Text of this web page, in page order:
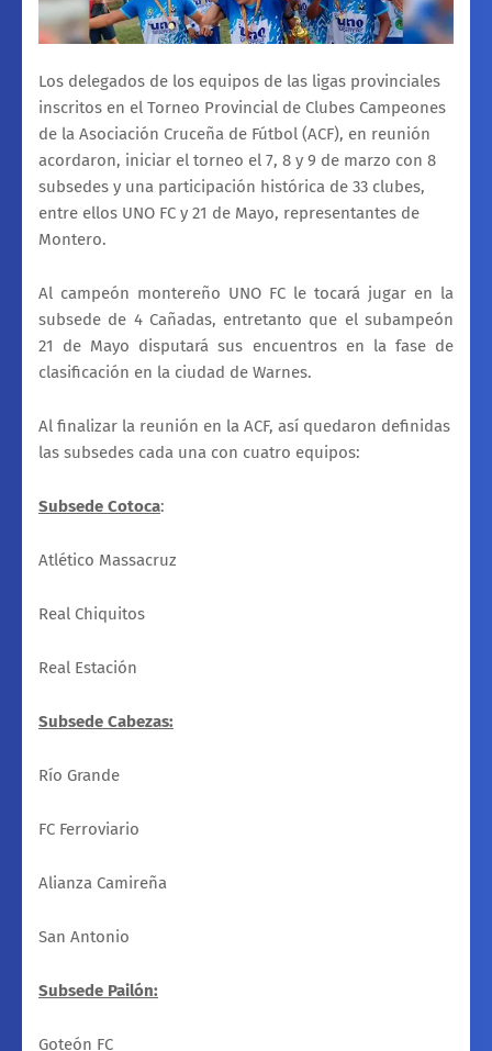
Los delegados de los equipos de las ligas provinciales
inscritos en el Torneo Provincial de Clubes Campeones
de la Asociación Cruceña de Fútbol (ACF), en reunión
acordaron, iniciar el torneo el 7, 8 y 9 de marzo con 8
subsedes y una participación histórica de 33 clubes,
entre ellos UNO FC y 21 de Mayo, representantes de
Montero.
Al campeón montereño UNO FC le tocará jugar en la
subsede de 4 Cañadas, entretanto que el subampeón
21 de Mayo disputará sus encuentros en la fase de
clasificación en la ciudad de Warnes.
Al finalizar la reunión en la ACF, así quedaron definidas
las subsedes cada una con cuatro equipos:
Subsede Cotoca:
Atlético Massacruz
Real Chiquitos
Real Estación
Subsede Cabezas:
Río Grande
FC Ferroviario
Alianza Camireña
San Antonio
Subsede Pailón:
Goteón FC